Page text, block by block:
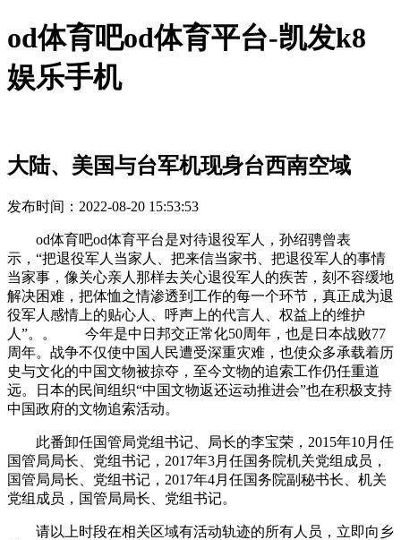
od体育吧od体育平台-凯发k8
娱乐手机
大陆、美国与台军机现身台西南空域
发布时间：2022-08-20 15:53:53
od体育吧od体育平台是对待退役军人，孙绍骋曾表
示，“把退役军人当家人、把来信当家书、把退役军人的事情
当家事，像关心亲人那样去关心退役军人的疾苦，刻不容缓地
解决困难，把体恤之情渗透到工作的每一个环节，真正成为退
役军人感情上的贴心人、呼声上的代言人、权益上的维护
人”。。 今年是中日邦交正常化50周年，也是日本战败77
周年。战争不仅使中国人民遭受深重灾难，也使众多承载着历
史与文化的中国文物被掠夺，至今文物的追索工作仍任重道
远。日本的民间组织“中国文物返还运动推进会”也在积极支持
中国政府的文物追索活动。
此番卸任国管局党组书记、局长的李宝荣，2015年10月任
国管局局长、党组书记，2017年3月任国务院机关党组成员，
国管局局长、党组书记，2017年4月任国务院副秘书长、机关
党组成员，国管局局长、党组书记。
请以上时段在相关区域有活动轨迹的所有人员，立即向乡